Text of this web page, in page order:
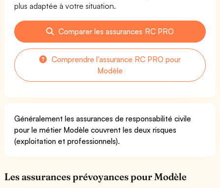
plus adaptée à votre situation.
Comparer les assurances RC PRO
Comprendre l'assurance RC PRO pour
Modèle
Généralement les assurances de responsabilité civile
pour le métier Modèle couvrent les deux risques
(exploitation et professionnels).
Les assurances prévoyances pour Modèle